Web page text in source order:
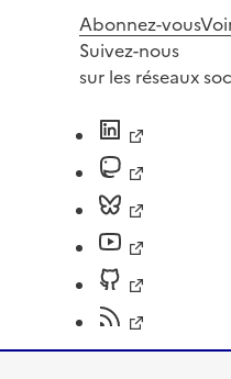
Abonnez-vous
Suivez-nous
sur les réseaux